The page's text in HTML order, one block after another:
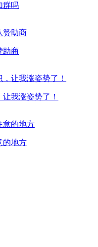
群吗
助商
我涨姿势了！
的地方